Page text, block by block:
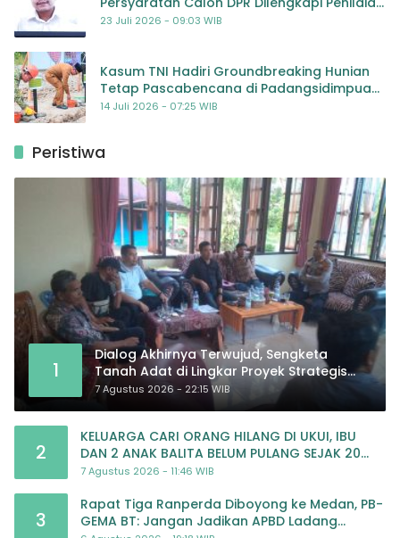
Kompetensi
23 Juli 2026 - 09:03 WIB
Kasum TNI Hadiri Groundbreaking Hunian
Tetap Pascabencana di Padangsidimpuan,
Harapan Baru bagi Penyintas
14 Juli 2026 - 07:25 WIB
Peristiwa
1
Dialog Akhirnya Terwujud, Sengketa
Tanah Adat di Lingkar Proyek Strategis
Nasional Memasuki Babak Baru
7 Agustus 2026 - 22:15 WIB
2
KELUARGA CARI ORANG HILANG DI UKUI, IBU
DAN 2 ANAK BALITA BELUM PULANG SEJAK 20
JULI 2026
7 Agustus 2026 - 11:46 WIB
3
Rapat Tiga Ranperda Diboyong ke Medan, PB-
GEMA BT: Jangan Jadikan APBD Ladang